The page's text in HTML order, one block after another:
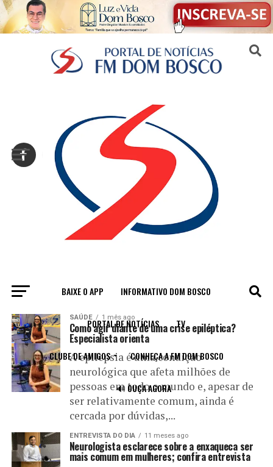
BAIXE O APP INFORMATIVO DOM BOSCO
PORTAL DE NOTÍCIAS TV
CLUBE DE AMIGOS CONHEÇA A FM DOM BOSCO
🔊 OUÇA AGORA
All posts tagged "neurologia"
SAÚDE 1 mês ago
Como agir diante de uma crise epiléptica?
Especialista orienta
A epilepsia é uma condição
neurológica que afeta milhões de
pessoas em todo o mundo e, apesar de
ser relativamente comum, ainda é
cercada por dúvidas,...
ENTREVISTA DO DIA 11 meses ago
Neurologista esclarece sobre a enxaqueca ser
mais comum em mulheres; confira entrevista
Sair da versão mobile